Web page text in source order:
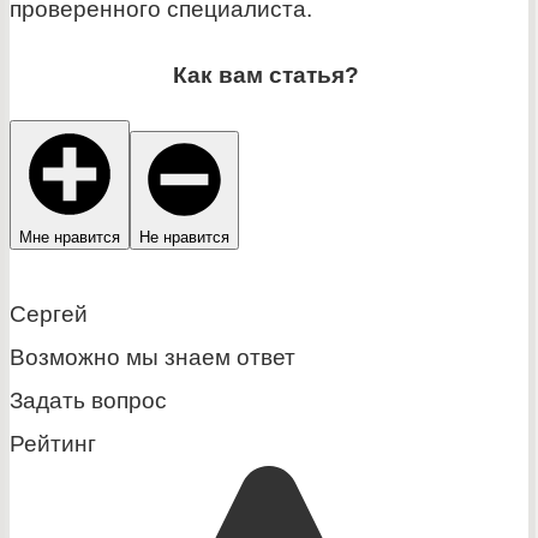
проверенного специалиста.
Как вам статья?
Мне нравится Не нравится
Сергей
Возможно мы знаем ответ
Задать вопрос
Рейтинг